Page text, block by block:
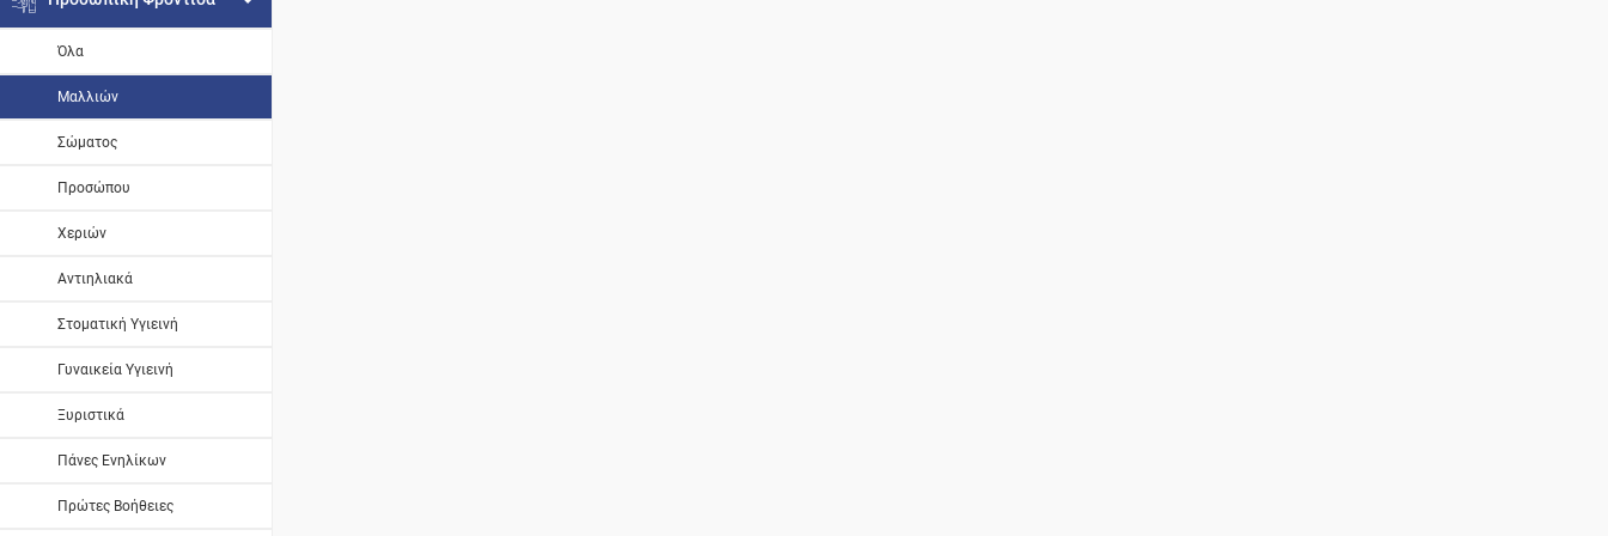
Όλα
Μαλλιών
Σώματος
Προσώπου
Χεριών
Αντιηλιακά
Στοματική Υγιεινή
Γυναικεία Υγιεινή
Ξυριστικά
Πάνες Ενηλίκων
Πρώτες Βοήθειες